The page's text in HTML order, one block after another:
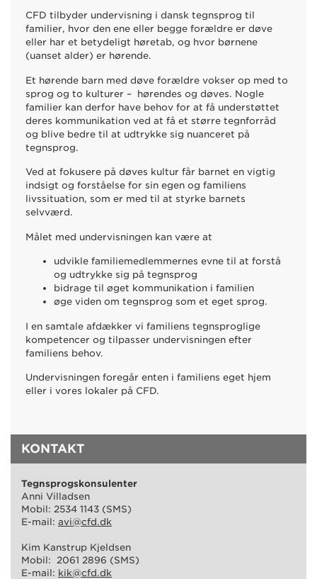
CFD tilbyder undervisning i dansk tegnsprog til
familier, hvor den ene eller begge forældre er døve
eller har et betydeligt høretab, og hvor børnene
(uanset alder) er hørende.
Et hørende barn med døve forældre vokser op med to
sprog og to kulturer – hørendes og døves. Nogle
familier kan derfor have behov for at få understøttet
deres kommunikation ved at få et større tegnforråd
og blive bedre til at udtrykke sig nuanceret på
tegnsprog.
Ved at fokusere på døves kultur får barnet en vigtig
indsigt og forståelse for sin egen og familiens
livssituation, som er med til at styrke barnets
selvværd.
Målet med undervisningen kan være at
udvikle familiemedlemmernes evne til at forstå
og udtrykke sig på tegnsprog
bidrage til øget kommunikation i familien
øge viden om tegnsprog som et eget sprog.
I en samtale afdækker vi familiens tegnsproglige
kompetencer og tilpasser undervisningen efter
familiens behov.
Undervisningen foregår enten i familiens eget hjem
eller i vores lokaler på CFD.
KONTAKT
Tegnsprogskonsulenter
Anni Villadsen
Mobil: 2534 1143 (SMS)
E-mail: avi@cfd.dk
Kim Kanstrup Kjeldsen
Mobil: 2061 2896 (SMS)
E-mail: kik@cfd.dk